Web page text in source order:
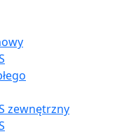
zewnętrzny